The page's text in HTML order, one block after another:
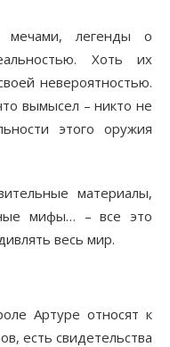
мечами, легенды о
Хоть их
невероятностью.
вымысел – никто не
этого оружия
материалы,
мифы… – все это
весь мир.
Артуре относят к
есть свидетельства